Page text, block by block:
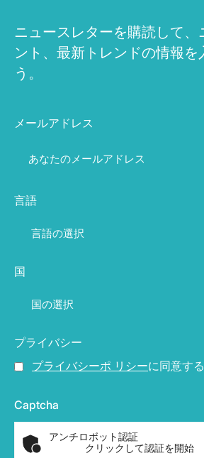
ニュースレターを購読して、
ント、最新トレンドの情報を
う。
メールアドレス
言語
国
プライバシー
プライバシーポ リシーに同意する
Captcha
アンチロボット認証
クリックして認証を開始